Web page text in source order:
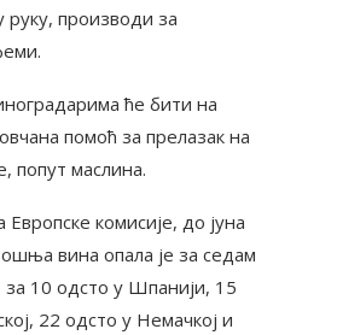
руку, производи за
ће бити на
помоћ за прелазак на
попут маслина.
комисије, до јуна
вина опала је за седам
за 10 одсто у Шпанији, 15
22 одсто у Немачкој и